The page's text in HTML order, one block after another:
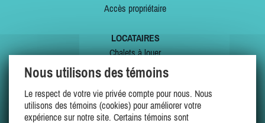
Accès propriétaire
LOCATAIRES
Chalets à louer
Chalets à vendre
Offres spéciales
Mes favoris
Nous utilisons des témoins
Le respect de votre vie privée compte pour nous. Nous
utilisons des témoins (cookies) pour améliorer votre
expérience sur notre site. Certains témoins sont